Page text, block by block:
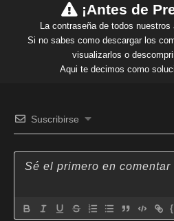
¡Antes de
La contraseña de todos nuestros
Si no sabes como descargar los
visualizarlos o
Aqui te decimos como
Suscribirse